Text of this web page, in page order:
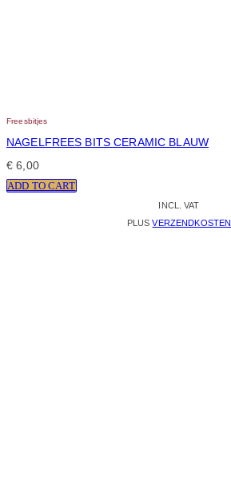
Freesbitjes
NAGELFREES BITS CERAMIC BLAUW
€ 6,00
ADD TO CART
INCL. VAT
PLUSVERZENDKOSTEN